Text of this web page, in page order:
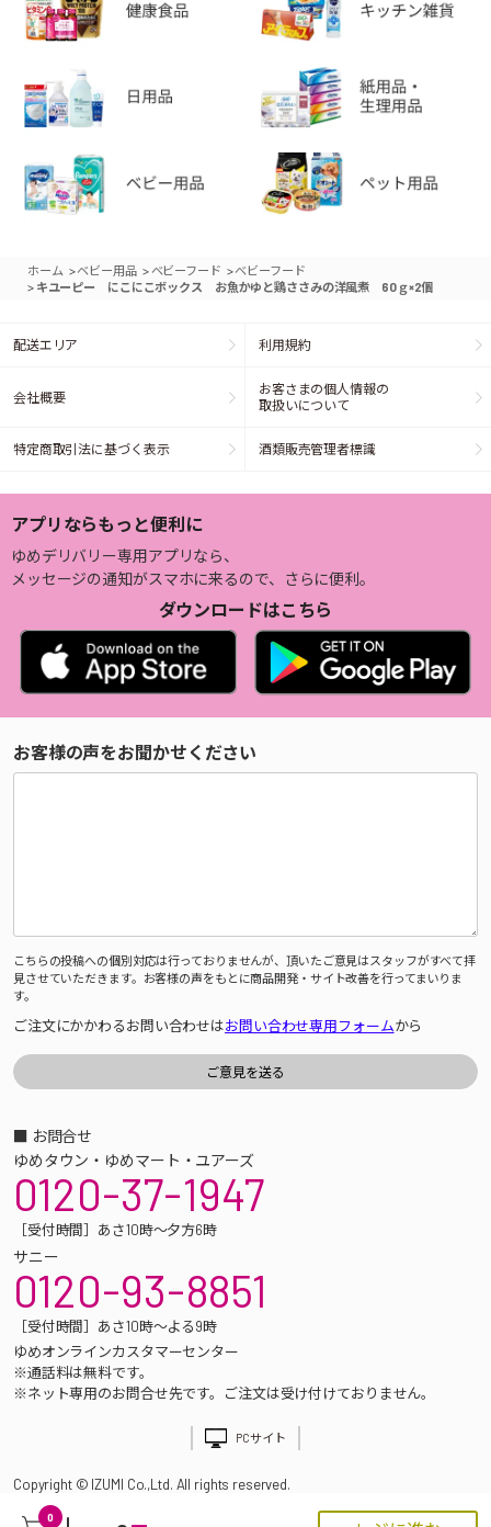
0
ホーム >ベビー用品 > ベビーフード >ベビーフード
> キユーピー にこにこボックス お魚かゆと鶏ささみの洋風煮 60ｇ×2個
配送エリア 利用規約
会社概要
お客さまの個人情報の
取扱いについて
特定商取引法に基づく表示 酒類販売管理者標識
アプリならもっと便利に
ゆめデリバリー専用アプリなら、
メッセージの通知がスマホに来るので、さらに便利。
ダウンロードはこちら
お客様の声をお聞かせください
こちらの投稿への個別対応は行っておりませんが、頂いたご意見はスタッフがすべて拝
見させていただきます。お客様の声をもとに商品開発・サイト改善を行ってまいりま
す。
ご注文にかかわるお問い合わせはお問い合わせ専用フォームから
■ お問合せ
ゆめタウン・ゆめマート・ユアーズ
0120-37-1947
［受付時間］あさ10時～夕方6時
サニー
0120-93-8851
［受付時間］あさ10時～よる9時
ゆめオンラインカスタマーセンター
※通話料は無料です。
※ネット専用のお問合せ先です。ご注文は受け付けておりません。
PCサイト
Copyright © IZUMI Co.,Ltd. All rights reserved.